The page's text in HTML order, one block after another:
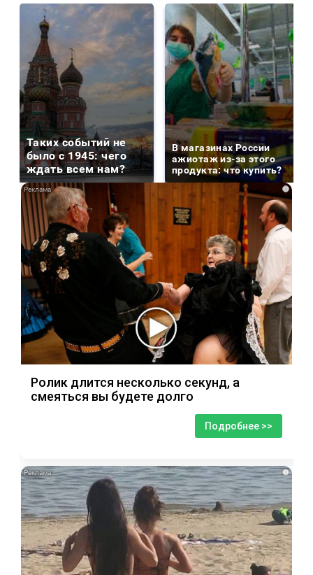
Таких событий не
было с 1945: чего
ждать всем нам?
В магазинах России
ажиотаж из-за этого
продукта: что купить?
i
Ролик длится несколько секунд, а
смеяться вы будете долго
Подробнее >>
i